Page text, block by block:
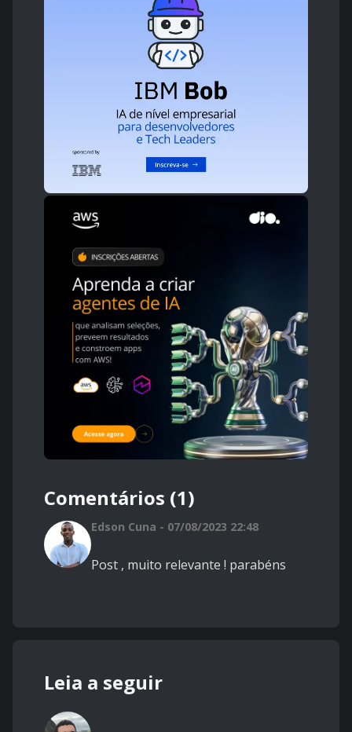
Comentários (1)
Edson Cuna - 07/08/2023 22:48
Post , muito relevante ! parabéns
Leia a seguir